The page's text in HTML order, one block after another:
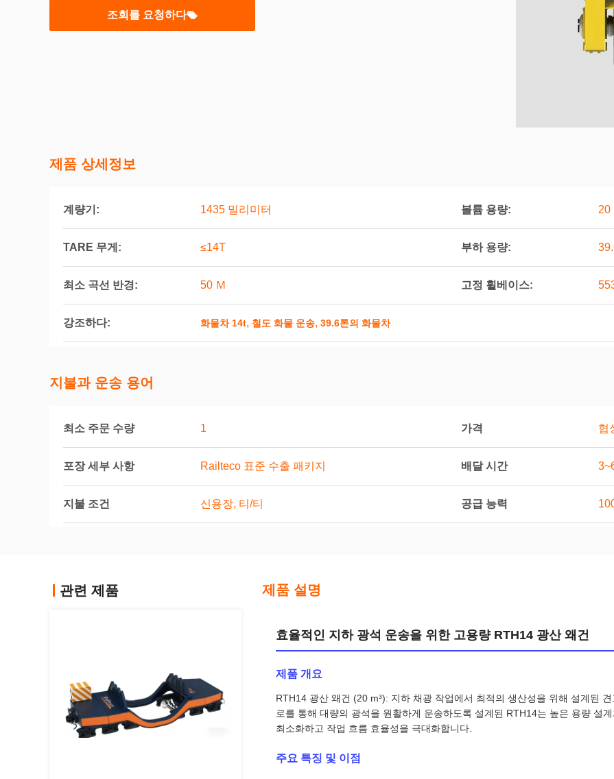
조회를 요청하다
제품 상세정보
계량기: 1435 밀리미터 볼륨 용량: 20
TARE 무게: ≤14T 부하 용량:
최소 곡선 반경: 50 Ｍ 고정 휠베이스:
강조하다: 화물차 14t, 철도 화물 운송, 39.6톤의 화물차
지불과 운송 용어
최소 주문 수량 1 가격 협
포장 세부 사항 Railteco 표준 수출 패키지 배달 시간
지불 조건 신용장, 티/티 공급 능력
관련 제품 제품 설명
효율적인 지하 광석 운송을 위한 고용량 RTH14 광산 왜건
제품 개요
RTH14 광산 왜건 (20 m³): 지하 채광 작업에서 최적의 생산성을 위해 설계된
로를 통해 대량의 광석을 원활하게 운송하도록 설계된 RTH14는 높은 용량 설
최소화하고 작업 흐름 효율성을 극대화합니다.
주요 특징 및 이점